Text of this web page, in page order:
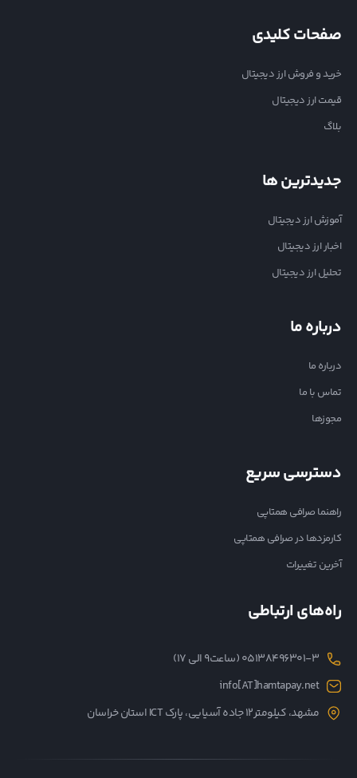
صفحات کلیدی
خرید و فروش ارز دیجیتال
قیمت ارز دیجیتال
بلاگ
جدیدترین ها
آموزش ارز دیجیتال
اخبار ارز دیجیتال
تحلیل ارز دیجیتال
درباره ما
درباره ما
تماس با ما
مجوزها
دسترسی سریع
راهنما صرافی همتاپی
کارمزدها در صرافی همتاپی
آخرین تغییرات
راه‌های ارتباطی
05138496301-3 (ساعت۹ الی ۱۷)
info[AT]hamtapay.net
مشهد، کیلومتر12 جاده آسیایی، پارک ICT استان خراسان